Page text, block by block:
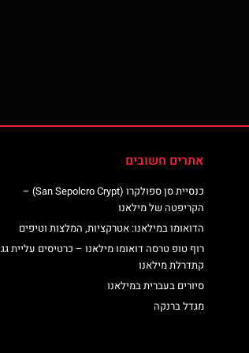
אתרים חשובים
כנסיית סן ספולקרו (San Sepolcro Crypt) –
הקריפטה של מילאנו
הדואומו במילאנו: אטרקציות, המלצות וטיפים
רוף טופ טרסה דואומו מילאנו – כרטיסים עליית גג
קתדרלת מילאנו
סיורים בעברית במילאנו
מגדל ברנקה